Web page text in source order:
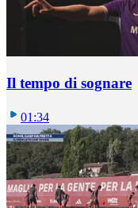
Il tempo di sognare
01:34